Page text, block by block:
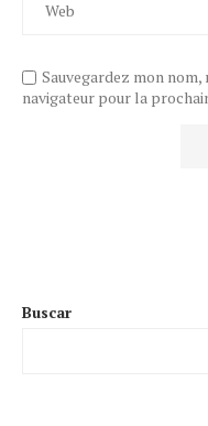
Sauvegardez mon
navigateur pour la
Buscar